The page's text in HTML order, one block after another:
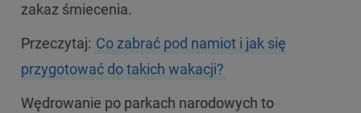
zakaz śmiecenia.
Przeczytaj: Co zabrać pod namiot i jak się
przygotować do takich wakacji?
Wędrowanie po parkach narodowych to